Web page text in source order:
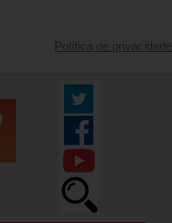
Política de privacidade